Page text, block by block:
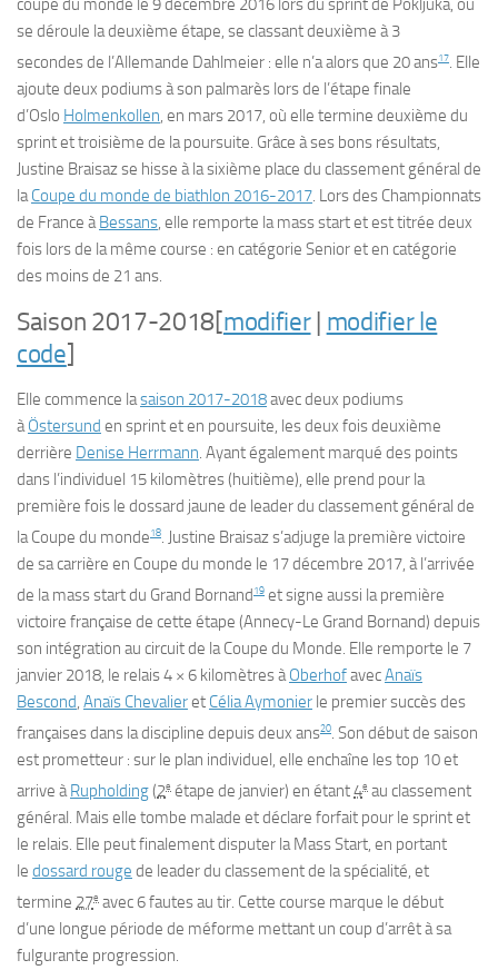
coupe du monde le 9 décembre 2016 lors du sprint de Pokljuka, où
se déroule la deuxième étape, se classant deuxième à3
secondesde l’Allemande Dahlmeier : elle n’a alors que 20 ans17. Elle
ajoute deux podiums à son palmarès lors de l’étape finale
d’Oslo Holmenkollen, en mars 2017, où elle termine deuxième du
sprint et troisième de la poursuite. Grâce à ses bons résultats,
Justine Braisaz se hisse à la sixième place du classement général de
laCoupe du monde de biathlon 2016-2017. Lors des Championnats
de France àBessans, elle remporte la mass start et est titrée deux
fois lors de la même course : en catégorie Senior et en catégorie
des moins de 21 ans.
Saison 2017-2018[modifier| modifier le
code]
Elle commence lasaison 2017-2018avec deux podiums
àÖstersund en sprint et en poursuite, les deux fois deuxième
derrière Denise Herrmann. Ayant également marqué des points
dans l’individuel 15 kilomètres (huitième), elle prend pour la
première fois le dossard jaune de leader du classement général de
la Coupe du monde18. Justine Braisaz s’adjuge la première victoire
de sa carrière en Coupe du monde le 17 décembre 2017, à l’arrivée
de la mass start du Grand Bornand19 et signe aussi la première
victoire française de cette étape (Annecy-Le Grand Bornand) depuis
son intégration au circuit de la Coupe du Monde. Elle remporte le 7
janvier 2018, le relais 4 × 6 kilomètres àOberhofavecAnaïs
Bescond, Anaïs Chevalieret Célia Aymonier le premier succès des
françaises dans la discipline depuis deux ans20. Son début de saison
est prometteur : sur le plan individuel, elle enchaîne les top 10 et
arrive àRupholding(2e étape de janvier) en étant4e au classement
général. Mais elle tombe malade et déclare forfait pour le sprint et
le relais. Elle peut finalement disputer la Mass Start, en portant
le dossard rouge de leader du classement de la spécialité, et
termine 27e avec6 fautesau tir. Cette course marque le début
d’une longue période de méforme mettant un coup d’arrêt à sa
fulgurante progression.